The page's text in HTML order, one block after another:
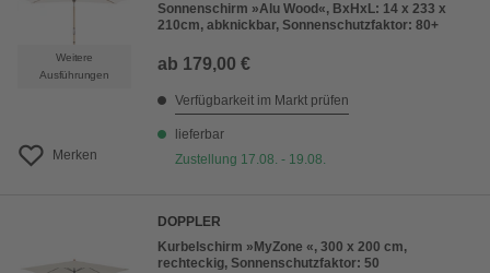
Weitere
Ausführungen
Merken
Sonnenschirm »Alu Wood«, BxHxL: 14 x 233 x
210cm, abknickbar, Sonnenschutzfaktor: 80+
ab 179,00 €
Verfügbarkeit im Markt prüfen
lieferbar
Zustellung 17.08. - 19.08.
DOPPLER
Kurbelschirm »MyZone «, 300 x 200 cm,
rechteckig, Sonnenschutzfaktor: 50